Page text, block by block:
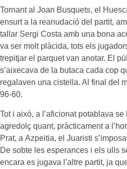
Tornant al Joan Busquets, el
ensurt a la reanudació del partit,
tallar Sergi Costa amb una bona
va ser molt plàcida, tots els
trepitjar el parquet van anotar. El
s’aixecava de la butaca cada cop
regalaven una cistella. Al final del
96-60.
Tot i això, a l’aficionat potablava se
agredolç quant, pràcticament a
Prat, a Azpeitia, el Juaristi
De sobte les esperances i els ulls
encara es jugava l’altre partit, ja